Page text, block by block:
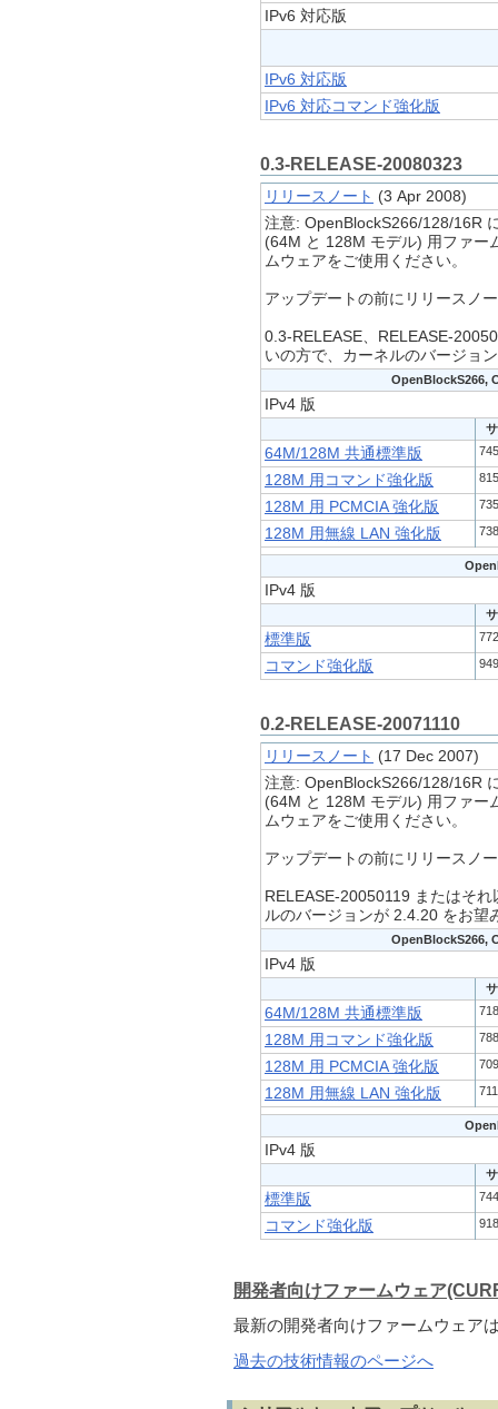
IPv6 対応版
IPv6 対応版
IPv6 対応コマンド強化版
0.3-RELEASE-20080323
リリースノート (3 Apr 2008)
注意: OpenBlockS266/128/16R
(64M と 128M モデル) 用ファー
ムウェアをご使用ください。
アップデートの前にリリースノ
0.3-RELEASE、RELEASE-
いの方で、カーネルのバージョ
OpenBlockS266,
IPv4 版
64M/128M 共通標準版
128M 用コマンド強化版
128M 用 PCMCIA 強化版
128M 用無線 LAN 強化版
IPv4 版
標準版
コマンド強化版
0.2-RELEASE-20071110
リリースノート (17 Dec 2007)
注意: OpenBlockS266/128/16R
(64M と 128M モデル) 用ファー
ムウェアをご使用ください。
アップデートの前にリリースノ
RELEASE-20050119 またはそ
ルのバージョンが 2.4.20 をお望
OpenBlockS266,
IPv4 版
64M/128M 共通標準版
128M 用コマンド強化版
128M 用 PCMCIA 強化版
128M 用無線 LAN 強化版
IPv4 版
標準版
コマンド強化版
開発者向けファームウェア
最新の開発者向けファームウェア
過去の技術情報のページへ